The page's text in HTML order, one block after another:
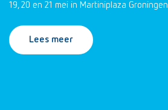
19, 20 en 21 mei in Martiniplaza Groningen
Lees meer